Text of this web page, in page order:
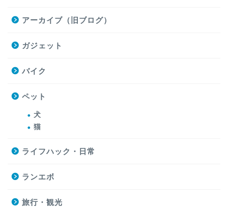
アーカイブ（旧ブログ）
ガジェット
バイク
ペット
犬
猫
ライフハック・日常
ランエボ
旅行・観光